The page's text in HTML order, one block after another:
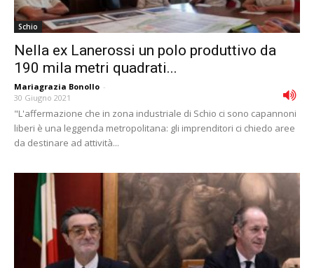
Schio
Nella ex Lanerossi un polo produttivo da
190 mila metri quadrati...
Mariagrazia Bonollo -
30 Giugno 2021
"L'affermazione che in zona industriale di Schio ci sono capannoni
liberi è una leggenda metropolitana: gli imprenditori ci chiedo aree
da destinare ad attività...